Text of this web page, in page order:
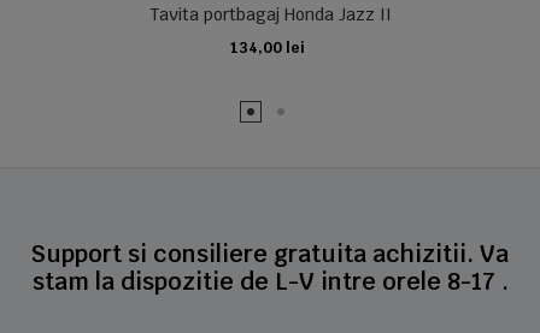
Tavita portbagaj Honda Jazz II
134,00 lei
ADAUGA IN COS
Support si consiliere gratuita achizitii. Va
stam la dispozitie de L-V intre orele 8-17 .